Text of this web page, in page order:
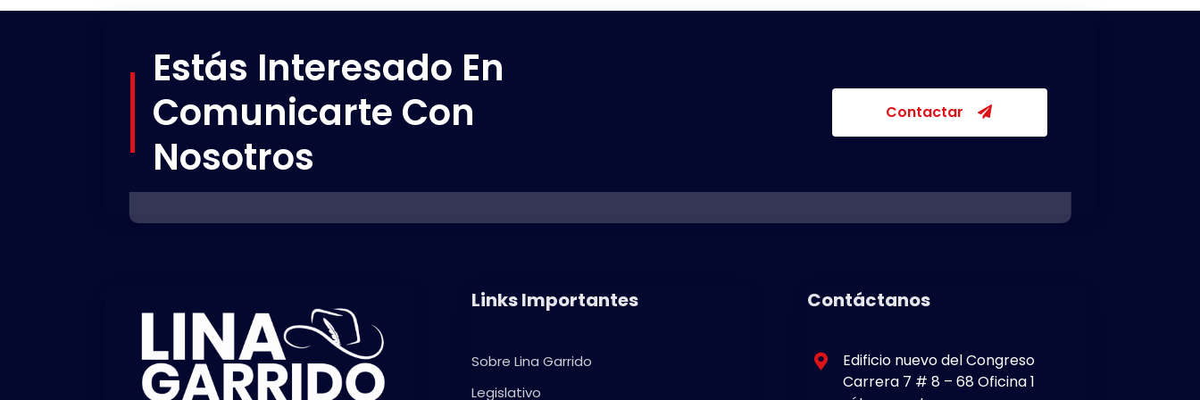
Estás Interesado En
Comunicarte Con
Nosotros
Contactar
Links Importantes
Sobre Lina Garrido
Legislativo
Contáctanos
Edificio nuevo del Congreso
Carrera 7 # 8 – 68 Oficina 1